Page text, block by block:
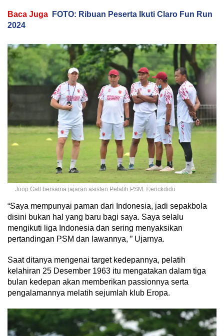
Baca Juga
FOTO: Ribuan Peserta Ikuti Claro Fun Run
2024
Joop Gall bersama jajaran asisten Pelatih PSM. ©erickdidu
“Saya mempunyai paman dari Indonesia, jadi sepakbola
disini bukan hal yang baru bagi saya. Saya selalu
mengikuti liga Indonesia dan sering menyaksikan
pertandingan PSM dan lawannya, ” Ujarnya.
Saat ditanya mengenai target kedepannya, pelatih
kelahiran 25 Desember 1963 itu mengatakan dalam tiga
bulan kedepan akan memberikan passionnya serta
pengalamannya melatih sejumlah klub Eropa.